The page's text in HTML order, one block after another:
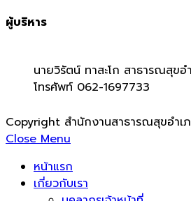
ผู้บริหาร
นายวิรัตน์ ทาสะโก สาธารณสุขอ
โทรศัพท์ 062-1697733
Copyright สำนักงานสาธารณสุขอำเ
Close Menu
หน้าแรก
เกี่ยวกับเรา